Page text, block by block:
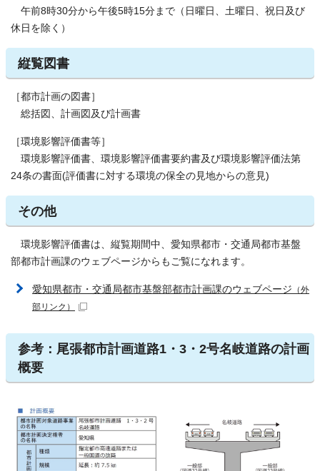
午前8時30分から午後5時15分まで（日曜日、土曜日、祝日及び
休日を除く）
縦覧図書
［都市計画の図書］
総括図、計画図及び計画書
［環境影響評価書等］
環境影響評価書、環境影響評価書要約書及び環境影響評価法第
24条の書面(評価書に対する環境の保全の見地からの意見)
その他
環境影響評価書は、縦覧期間中、愛知県都市・交通局都市基盤
部都市計画課のウェブページからもご覧になれます。
愛知県都市・交通局都市基盤部都市計画課のウェブページ （外
部リンク）
参考：尾張都市計画道路1・3・2号名岐道路の計画
概要